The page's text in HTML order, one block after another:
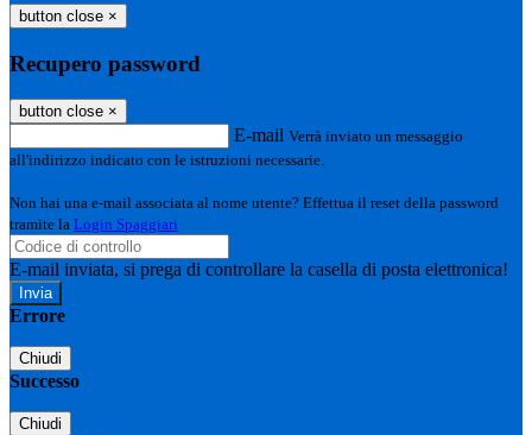
button close ×
Recupero password
button close ×
E-mail Verrà inviato un messaggio
all'indirizzo indicato con le istruzioni necessarie.
Non hai una e-mail associata al nome utente? Effettua il reset della password
tramite la Login Spaggiari
E-mail inviata, si prega di controllare la casella di posta elettronica!
Errore
Chiudi
Successo
Chiudi